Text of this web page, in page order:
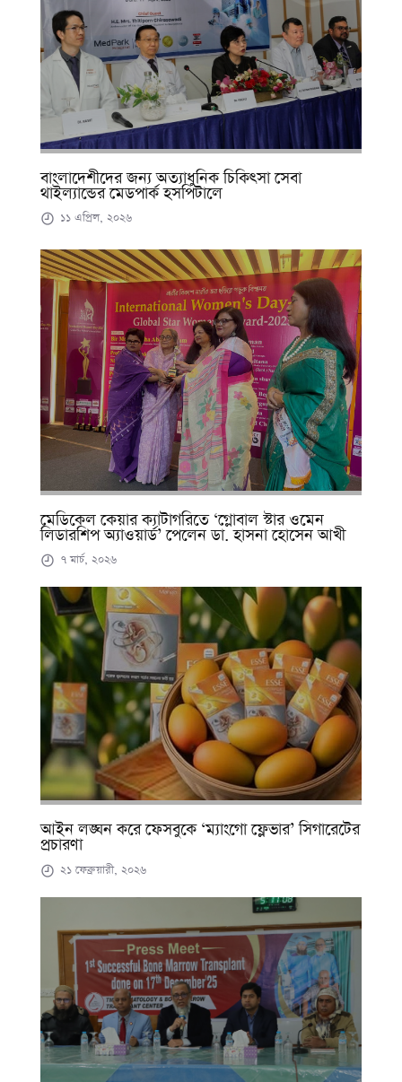
বাংলাদেশীদের জন্য অত্যাধুনিক চিকিৎসা সেবা
থাইল্যান্ডের মেডপার্ক হসপিটালে
১১ এপ্রিল, ২০২৬
মেডিকেল কেয়ার ক্যাটাগরিতে ‘গ্লোবাল স্টার ওমেন
লিডারশিপ অ্যাওয়ার্ড’ পেলেন ডা. হাসনা হোসেন আখী
৭ মার্চ, ২০২৬
আইন লঙ্ঘন করে ফেসবুকে ‘ম্যাংগো ফ্লেভার’ সিগারেটের
প্রচারণা
২১ ফেব্রুয়ারী, ২০২৬